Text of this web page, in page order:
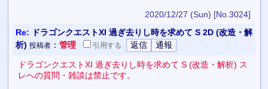
2020/12/27 (Sun) [No.3024]
Re: ドラゴンクエストXI 過ぎ去りし時を求めて S 2D (改造・解
析) 投稿者： 管理 引用する
ドラゴンクエストXI 過ぎ去りし時を求めて S (改造・解析) ス
レへの質問・雑談は禁止です。